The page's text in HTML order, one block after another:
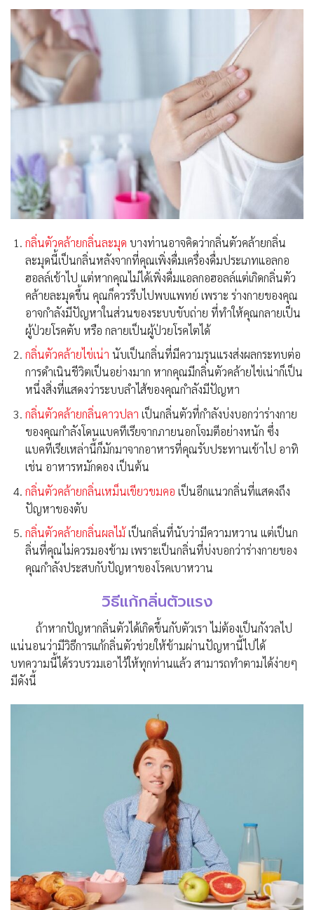
กลิ่นตัวคล้ายกลิ่นละมุด บางท่านอาจคิดว่ากลิ่นตัวคล้ายกลิ่น
ละมุดนี้เป็นกลิ่นหลังจากที่คุณเพิ่งดื่มเครื่องดื่มประเภทแอลกอ
ฮอลล์เข้าไป แต่หากคุณไม่ได้เพิ่งดื่มแอลกอฮอลล์แต่เกิดกลิ่นตัว
คล้ายละมุดขึ้น คุณก็ควรรีบไปพบแพทย์ เพราะ ร่างกายของคุณ
อาจกำลังมีปัญหาในส่วนของระบบขับถ่าย ที่ทำให้คุณกลายเป็น
ผู้ป่วยโรคตับ หรือ กลายเป็นผู้ป่วยโรคไตได้
กลิ่นตัวคล้ายไข่เน่า นับเป็นกลิ่นที่มีความรุนแรงส่งผลกระทบต่อ
การดำเนินชีวิตเป็นอย่างมาก หากคุณมีกลิ่นตัวคล้ายไข่เน่าก็เป็น
หนึ่งสิ่งที่แสดงว่าระบบลำไส้ของคุณกำลังมีปัญหา
กลิ่นตัวคล้ายกลิ่นคาวปลา เป็นกลิ่นตัวที่กำลังบ่งบอกว่าร่างกาย
ของคุณกำลังโดนแบคทีเรียจากภายนอกโจมตีอย่างหนัก ซึ่ง
แบคทีเรียเหล่านี้ก็มักมาจากอาหารที่คุณรับประทานเข้าไป อาทิ
เช่น อาหารหมักดอง เป็นต้น
กลิ่นตัวคล้ายกลิ่นเหม็นเขียวขมคอ เป็นอีกแนวกลิ่นที่แสดงถึง
ปัญหาของตับ
กลิ่นตัวคล้ายกลิ่นผลไม้เป็นกลิ่นที่นับว่ามีความหวาน แต่เป็นก
ลิ่นที่คุณไม่ควรมองข้าม เพราะเป็นกลิ่นที่บ่งบอกว่าร่างกายของ
คุณกำลังประสบกับปัญหาของโรคเบาหวาน
วิธีแก้กลิ่นตัวแรง
ถ้าหากปัญหากลิ่นตัวได้เกิดขึ้นกับตัวเรา ไม่ต้องเป็นกังวลไป
แน่นอนว่ามีวิธีการแก้กลิ่นตัวช่วยให้ข้ามผ่านปัญหานี้ไปได้
บทความนี้ได้รวบรวมเอาไว้ให้ทุกท่านแล้ว สามารถทำตามได้ง่ายๆ
มีดังนี้